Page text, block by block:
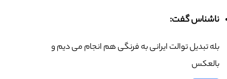
ناشناس گفت:
بله تبدیل توالت ایرانی به فرنگی هم انجام می دیم و
بالعکس